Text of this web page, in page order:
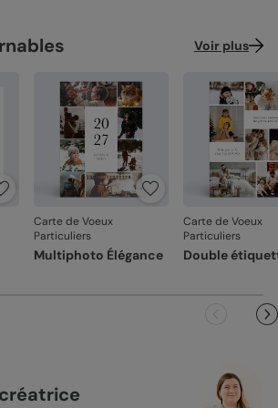
Voir plus
Carte de Voeux
Particuliers
Multiphoto Élégance
Carte de Voeux
Particuliers
Double